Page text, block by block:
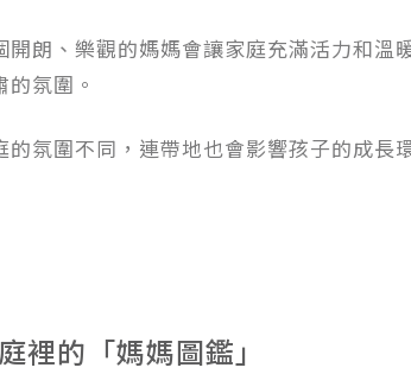
開朗、樂觀的媽媽會讓家庭充滿活力和溫
的氛圍。
的氛圍不同，連帶地也會影響孩子的成長
裡的「媽媽圖鑑」